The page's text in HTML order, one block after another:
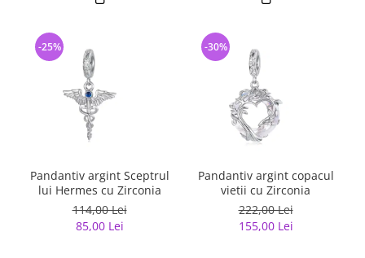
Pandantiv argint Sceptrul
lui Hermes cu Zirconia
114,00 Lei
85,00 Lei
-25%
Pandantiv argint copacul
vietii cu Zirconia
222,00 Lei
155,00 Lei
-30%